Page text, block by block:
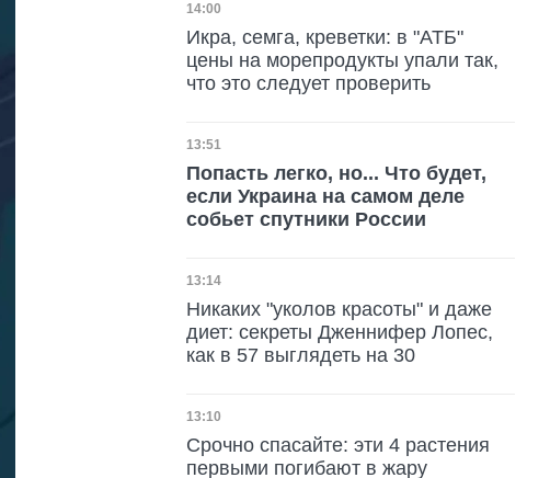
Дата публикации
14:00
Икра, семга, креветки: в "АТБ"
цены на морепродукты упали так,
что это следует проверить
Дата публикации
13:51
Попасть легко, но... Что будет,
если Украина на самом деле
собьет спутники России
Дата публикации
13:14
Никаких "уколов красоты" и даже
диет: секреты Дженнифер Лопес,
как в 57 выглядеть на 30
Дата публикации
13:10
Срочно спасайте: эти 4 растения
первыми погибают в жару